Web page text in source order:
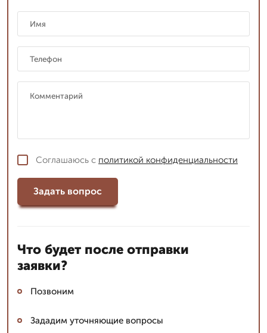
Соглашаюсь с политикой конфиденциальности
Задать вопрос
Что будет после отправки
заявки?
Позвоним
Зададим уточняющие вопросы